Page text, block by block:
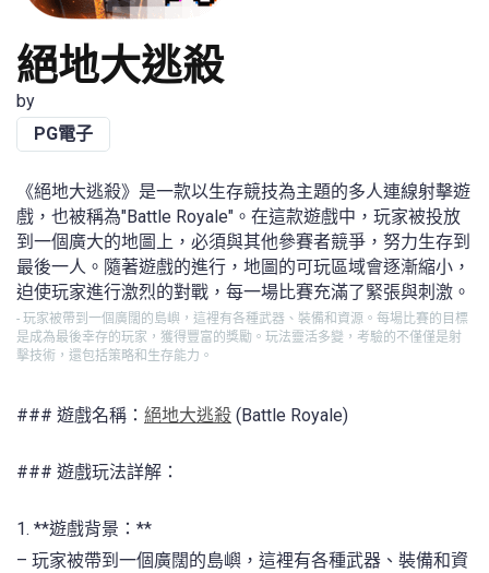
絕地大逃殺
by
PG電子
《絕地大逃殺》是一款以生存競技為主題的多人連線射擊遊
戲，也被稱為"Battle Royale"。在這款遊戲中，玩家被投放
到一個廣大的地圖上，必須與其他參賽者競爭，努力生存到
最後一人。隨著遊戲的進行，地圖的可玩區域會逐漸縮小，
迫使玩家進行激烈的對戰，每一場比賽充滿了緊張與刺激。
- 玩家被帶到一個廣闊的島嶼，這裡有各種武器、裝備和資源。每場比賽的目標
是成為最後幸存的玩家，獲得豐富的獎勵。玩法靈活多變，考驗的不僅僅是射
擊技術，還包括策略和生存能力。
### 遊戲名稱： 絕地大逃殺 (Battle Royale)
### 遊戲玩法詳解：
1. **遊戲背景：**
– 玩家被帶到一個廣闊的島嶼，這裡有各種武器、裝備和資